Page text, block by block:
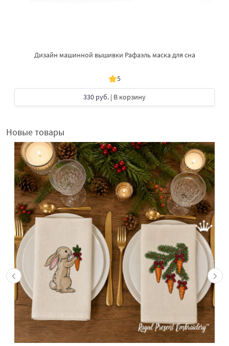
Дизайн машинной вышивки Рафаэль маска для сна
5
330 руб. | В корзину
Новые товары